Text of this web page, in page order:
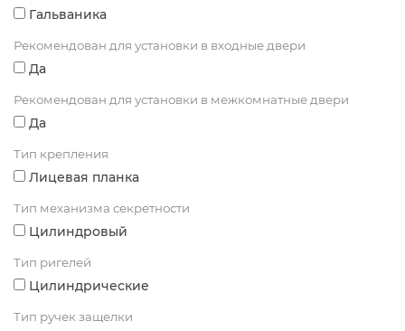
Гальваника
Рекомендован для установки в входные двери
Да
Рекомендован для установки в межкомнатные двери
Да
Тип крепления
Лицевая планка
Тип механизма секретности
Цилиндровый
Тип ригелей
Цилиндрические
Тип ручек защелки